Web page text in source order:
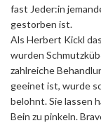
fast Jeder:in
gestorben ist.
Als Herbert Kickl
wurden
zahlreiche
geeinet ist, wurde
belohnt. Sie lassen
Bein zu pinkeln.